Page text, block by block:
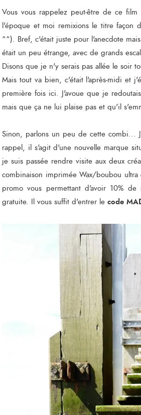
Vous vous rappelez peut-être de ce
l'époque et moi remixions le titre
^^). Bref, c'était juste pour l'anecdote
était un peu étrange, avec de grands
Disons que je n'y serais pas allée le soir
Mais tout va bien, c'était l'après-midi et
première fois ici. J'avoue que je
mais que ça ne lui plaise pas et qu'il
Sinon, parlons un peu de cette combi...
rappel, il s'agit d'une nouvelle marque
je suis passée rendre visite aux deux
combinaison imprimée Wax/boubou
promo vous permettant d'avoir 10%
gratuite. Il vous suffit d'entrer le code